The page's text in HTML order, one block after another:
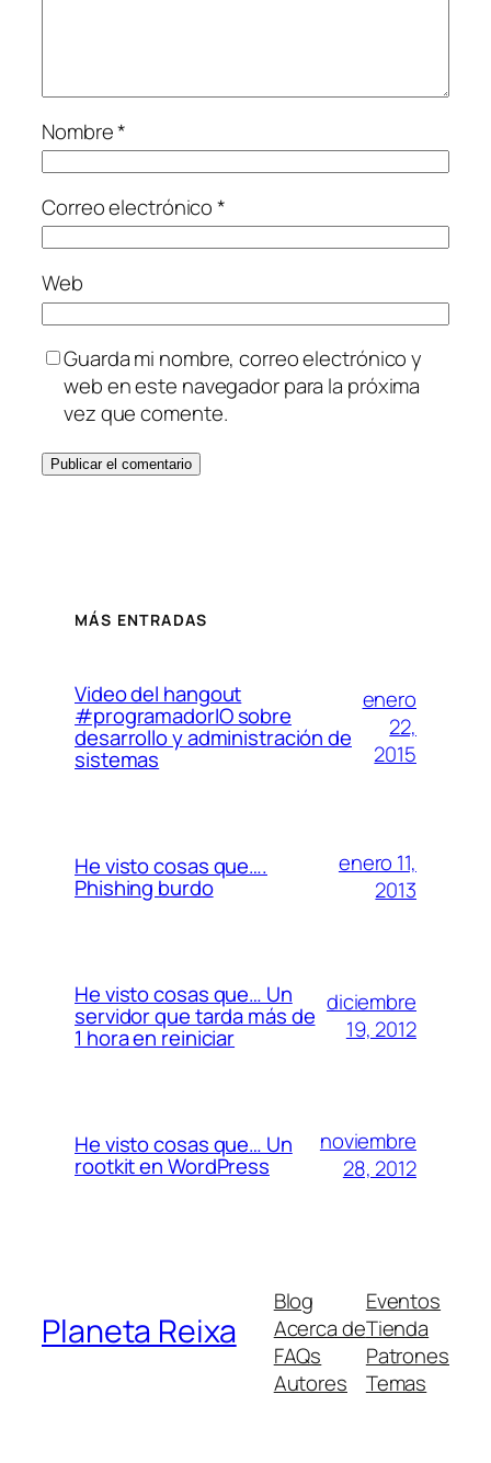
Nombre*
Correo electrónico*
Web
Guarda mi nombre, correo electrónico y
web en este navegador para la próxima
vez que comente.
MÁS ENTRADAS
Video del hangout
#programadorIO sobre
desarrollo y administración de
sistemas
enero
22,
2015
He visto cosas que….
Phishing burdo
enero 11,
2013
He visto cosas que… Un
servidor que tarda más de
1 hora en reiniciar
diciembre
19, 2012
He visto cosas que… Un
rootkit en WordPress
noviembre
28, 2012
Planeta Reixa
Blog
Acerca de
FAQs
Autores
Eventos
Tienda
Patrones
Temas